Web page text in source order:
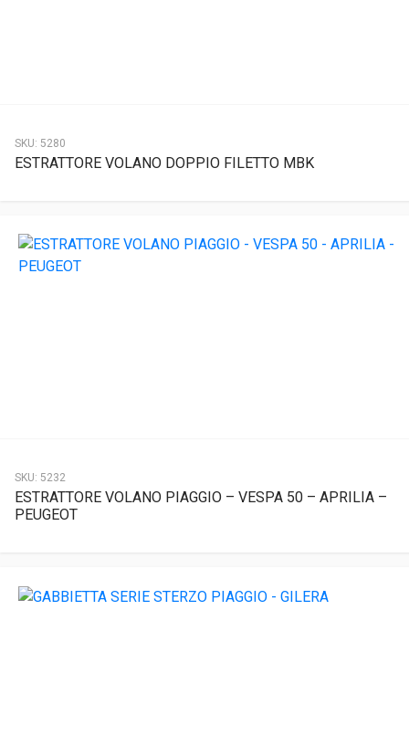
SKU: 5280
ESTRATTORE VOLANO DOPPIO FILETTO MBK
SKU: 5232
ESTRATTORE VOLANO PIAGGIO – VESPA 50 – APRILIA –
PEUGEOT